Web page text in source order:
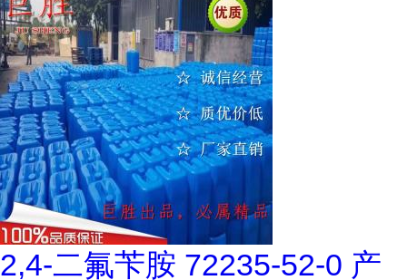
2,4-二氟苄胺 72235-52-0 产